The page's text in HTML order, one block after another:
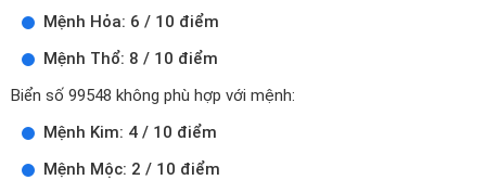
Mệnh Hỏa: 6 / 10 điểm
Mệnh Thổ: 8 / 10 điểm
Biển số 99548 không phù hợp với mệnh:
Mệnh Kim: 4 / 10 điểm
Mệnh Mộc: 2 / 10 điểm